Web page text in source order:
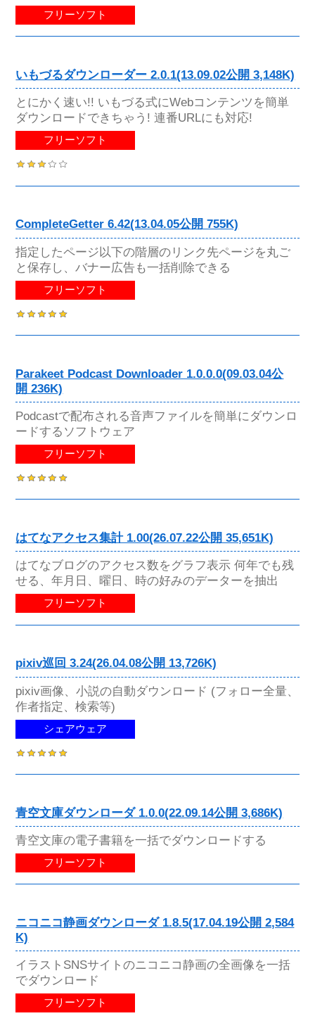
フリーソフト
いもづるダウンローダー 2.0.1(13.09.02公開 3,148K)
とにかく速い!! いもづる式にWebコンテンツを簡単
ダウンロードできちゃう! 連番URLにも対応!
フリーソフト
CompleteGetter 6.42(13.04.05公開 755K)
指定したページ以下の階層のリンク先ページを丸ご
と保存し、バナー広告も一括削除できる
フリーソフト
Parakeet Podcast Downloader 1.0.0.0(09.03.04公
開 236K)
Podcastで配布される音声ファイルを簡単にダウンロ
ードするソフトウェア
フリーソフト
はてなアクセス集計 1.00(26.07.22公開 35,651K)
はてなブログのアクセス数をグラフ表示 何年でも残
せる、年月日、曜日、時の好みのデーターを抽出
フリーソフト
pixiv巡回 3.24(26.04.08公開 13,726K)
pixiv画像、小説の自動ダウンロード (フォロー全量、
作者指定、検索等)
シェアウェア
青空文庫ダウンローダ 1.0.0(22.09.14公開 3,686K)
青空文庫の電子書籍を一括でダウンロードする
フリーソフト
ニコニコ静画ダウンローダ 1.8.5(17.04.19公開 2,584
K)
イラストSNSサイトのニコニコ静画の全画像を一括
でダウンロード
フリーソフト